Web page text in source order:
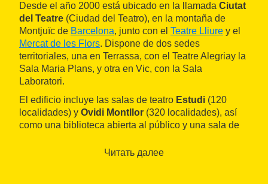
Desde el año 2000 está ubicado en la llamada Ciutat
del Teatre (Ciudad del Teatro), en la montaña de
Montjuïc de Barcelona, junto con el Teatre Lliure y el
Mercat de les Flors. Dispone de dos sedes
territoriales, una en Terrassa, con el Teatre Alegriay la
Sala Maria Plans, y otra en Vic, con la Sala
Laboratori.
El edificio incluye las salas de teatro Estudi (120
localidades) y Ovidi Montllor (320 localidades), así
como una biblioteca abierta al público y una sala de
Читать далее